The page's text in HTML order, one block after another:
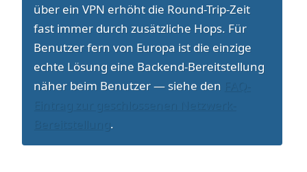
über ein VPN erhöht die Round-Trip-Zeit
fast immer durch zusätzliche Hops. Für
Benutzer fern von Europa ist die einzige
echte Lösung eine Backend-Bereitstellung
näher beim Benutzer — siehe den FAQ-
Eintrag zur geschlossenen Netzwerk-
Bereitstellung.